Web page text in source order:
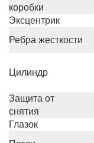
коробки
Эксцентрик
Ребра жесткости
Цилиндр
Защита от
снятия
Глазок